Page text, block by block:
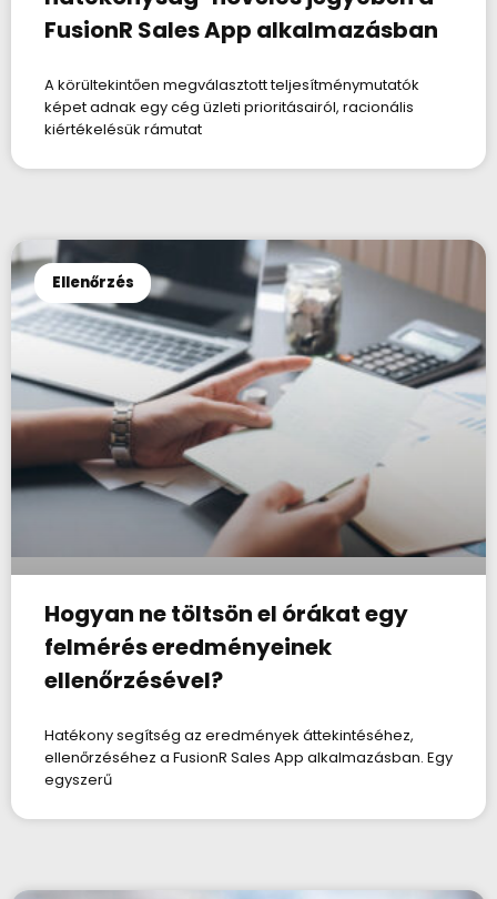
FusionR Sales App alkalmazásban
A körültekintően megválasztott teljesítménymutatók
képet adnak egy cég üzleti prioritásairól, racionális
kiértékelésük rámutat
Ellenőrzés
Hogyan ne töltsön el órákat egy
felmérés eredményeinek
ellenőrzésével?
Hatékony segítség az eredmények áttekintéséhez,
ellenőrzéséhez a FusionR Sales App alkalmazásban. Egy
egyszerű